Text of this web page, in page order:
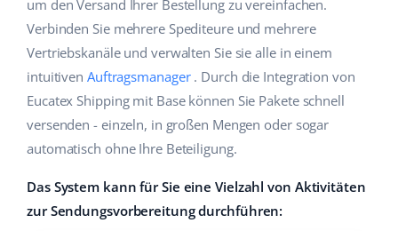
Marktplatz-Manager
Workflow-Automatisierung
Versandmanagement
Preisautomatisierung
KI für E-Commerce
Produkte für Kinder
Elektronik
Autoteile
Health & Beauty
Hilfe
Akademie
Marketplace Ebook
Blog
Dienstleistungen
english (GB)
english (IN)
čeština
deutsch
Ελληνικά
um den Versand Ihrer Bestellung zu vereinfachen.
Verbinden Sie mehrere Spediteure und mehrere
Vertriebskanäle und verwalten Sie sie alle in einem
intuitiven Auftragsmanager. Durch die Integration von
Eucatex Shipping mit Base können Sie Pakete schnell
versenden - einzeln, in großen Mengen oder sogar
automatisch ohne Ihre Beteiligung.
Das System kann für Sie eine Vielzahl von Aktivitäten
zur Sendungsvorbereitung durchführen: